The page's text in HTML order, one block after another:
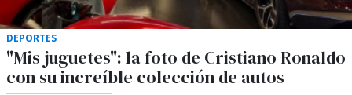
DEPORTES
"Mis juguetes": la foto de Cristiano Ronaldo
con su increíble colección de autos